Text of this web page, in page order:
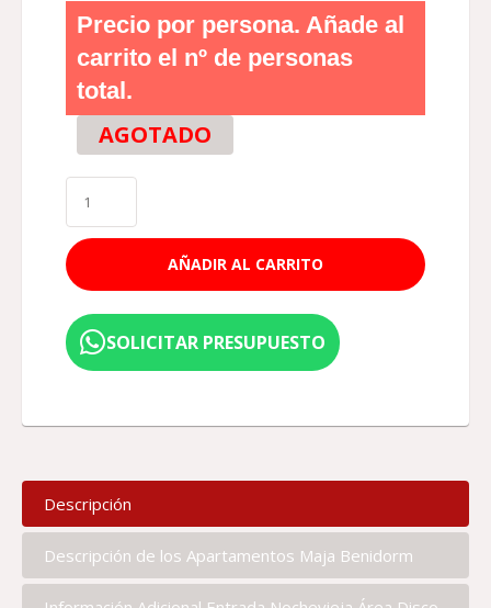
Precio por persona. Añade al
carrito el nº de personas
total.
AGOTADO
AÑADIR AL CARRITO
SOLICITAR PRESUPUESTO
Descripción
Descripción de los Apartamentos Maja Benidorm